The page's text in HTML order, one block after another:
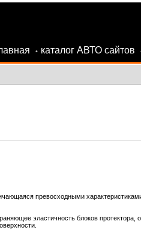
• каталог АВТО сайтов
превосходными
эластичность блоков протектора,